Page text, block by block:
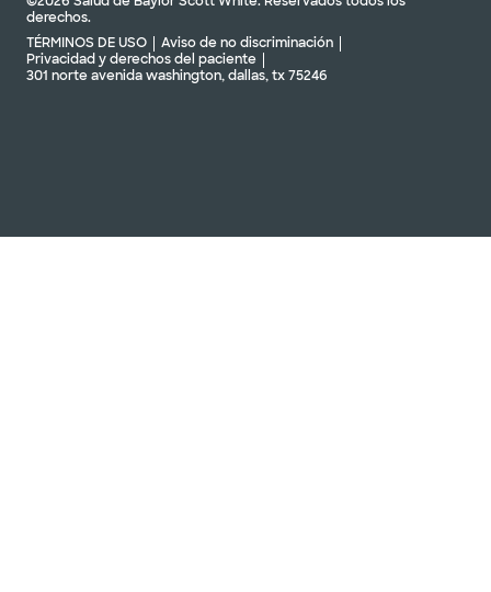
derechos.
TÉRMINOS DE USO
Aviso de no discriminación
Privacidad y derechos del paciente
301 norte avenida washington, dallas, tx 75246